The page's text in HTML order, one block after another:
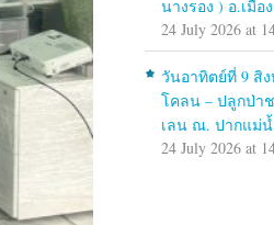
นางรอง ) อ.เมือ
24 July 2026 at
วันอาทิตย์ที่ 9 สิ
โคลน – ปลูกป่า
เลน ณ. ปากแม่
24 July 2026 at